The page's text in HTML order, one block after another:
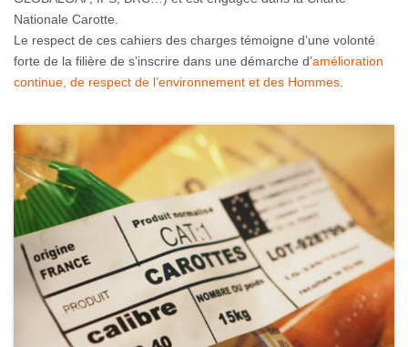
Nationale Carotte.
Le respect de ces cahiers des charges témoigne d’une volonté
forte de la filière de s’inscrire dans une démarche d’amélioration
continue, de respect de l’environnement et des Hommes